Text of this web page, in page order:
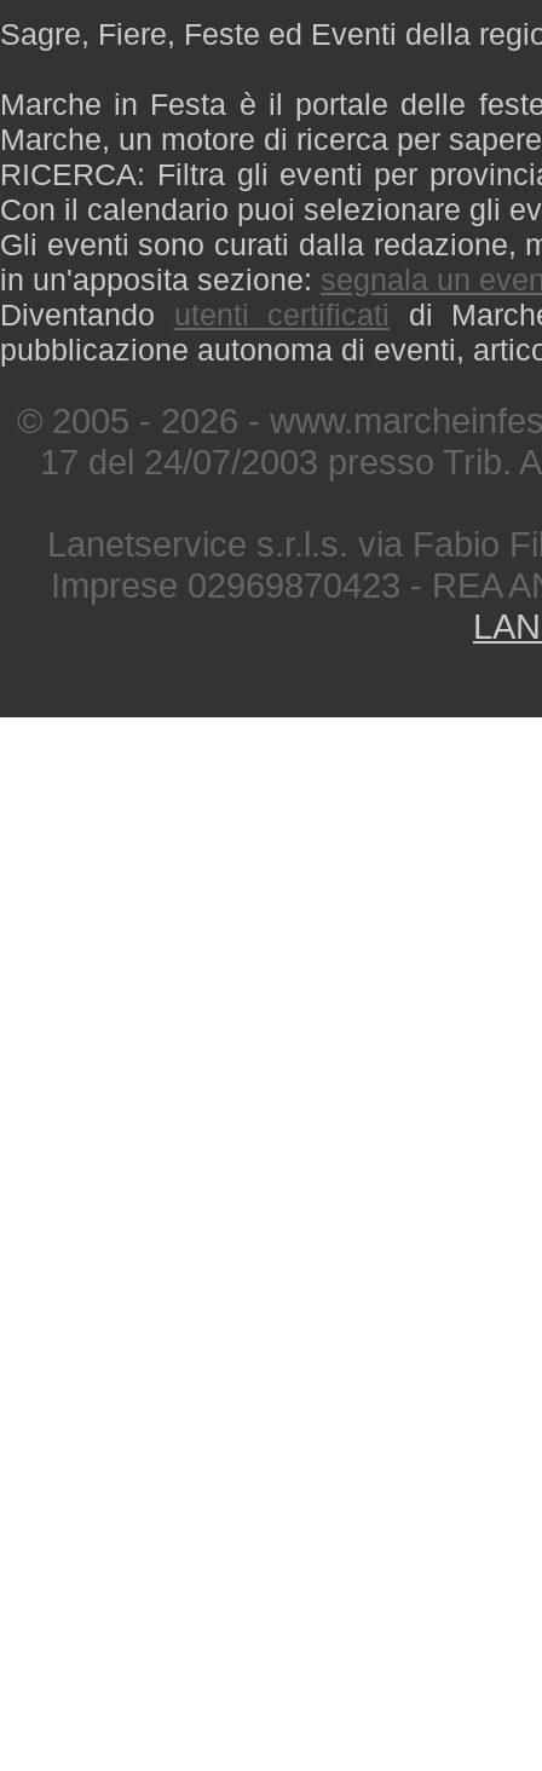
Sagre, Fiere, Feste ed Eventi della
Marche in Festa è il portale delle
Marche, un motore di ricerca per
RICERCA: Filtra gli eventi per
Con il calendario puoi selezionare gli
Gli eventi sono curati dalla redazione,
in un'apposita sezione: segnala un
Diventando utenti certificati di
pubblicazione autonoma di eventi,
© 2005 - 2026 -
17 del 24/07/2003 presso Trib.
Lanetservice s.r.l.s. via Fabio
Imprese 02969870423 - REA